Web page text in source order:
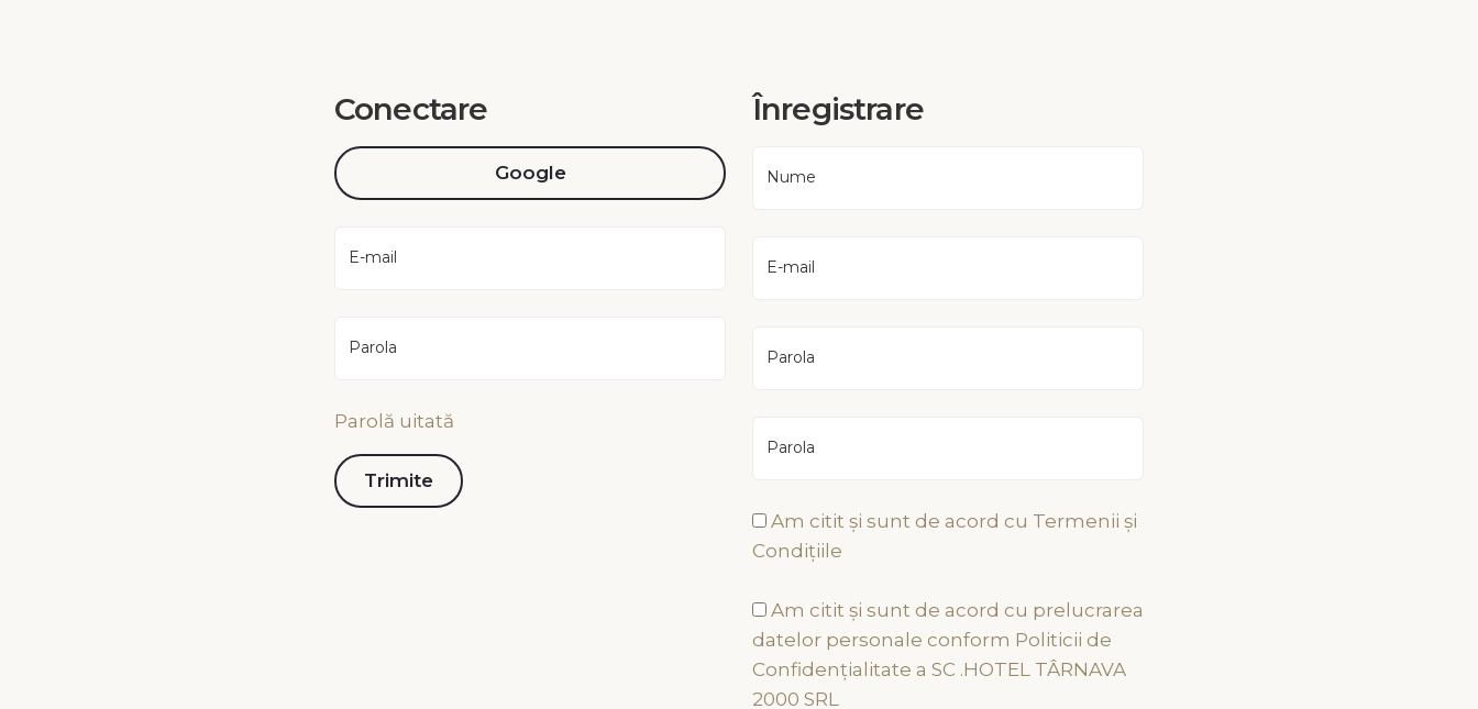
Conectare
Google
E-mail
Parola
Parolă uitată
Înregistrare
Nume
E-mail
Parola
Parola
Am citit și sunt de acord cu Termenii și
Condițiile
Am citit și sunt de acord cu prelucrarea
datelor personale conform Politicii de
Confidențialitate a SC .HOTEL TÂRNAVA
2000 SRL
Ramâneți alătur de noi! Navigație
GPS: 46.3046149, 25.2903771